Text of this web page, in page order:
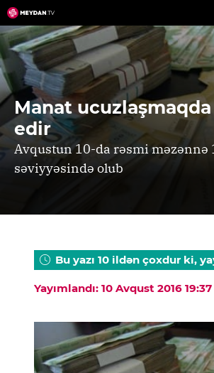
Skip
to
content
Manat
edir
Avqustun 10-da rəsmi məzənnə
səviyyəsində olub
Bu yazı 10 ildən çoxdur ki,
Yayımlandı: 10 Avqust 2016 19:37